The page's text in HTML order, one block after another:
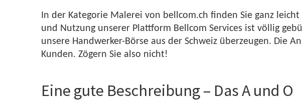
In der Kategorie Malerei von bellcom.ch finden Sie ganz
und Nutzung unserer Plattform Bellcom Services ist völlig
unsere Handwerker-Börse aus der Schweiz überzeugen. Die
Kunden. Zögern Sie also nicht!
Eine gute Beschreibung – Das A und O